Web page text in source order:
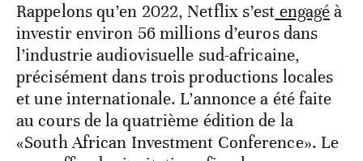
Rappelons qu’en 2022, Netflix s’est engagéà
investir environ 56 millions d’euros dans
l’industrie audiovisuelle sud-africaine,
précisément dans trois productions locales
et une internationale. L’annonce a été faite
au cours de la quatrième édition de la
«South African Investment Conference». Le